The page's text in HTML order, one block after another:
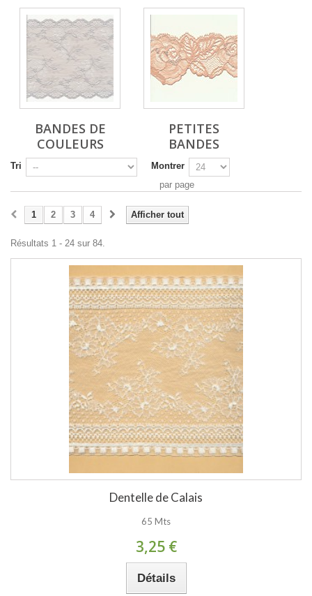
BANDES DE
COULEURS
PETITES
BANDES
Tri
Montrer
par page
Afficher tout
1 2 3 4
Résultats 1 - 24 sur 84.
Dentelle de Calais
65 Mts
3,25 €
Détails